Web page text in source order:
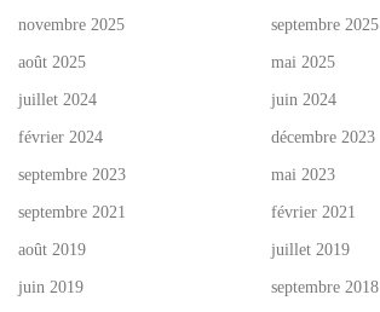
novembre 2025 septembre 2025
août 2025 mai 2025
juillet 2024 juin 2024
février 2024 décembre 2023
septembre 2023 mai 2023
septembre 2021 février 2021
août 2019 juillet 2019
juin 2019 septembre 2018